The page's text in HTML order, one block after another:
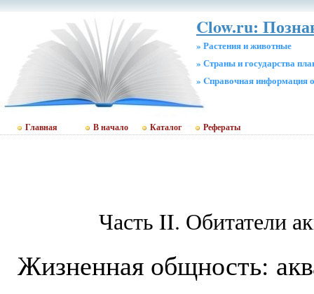
Clow.ru:
» Растения и животные
» Страны и государства
» Cправочная информация
Главная В начало Каталог Рефераты
Часть II. Обитатели
Жизненная общность: